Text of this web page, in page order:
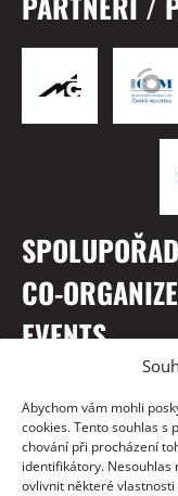
Abychom vám mohli
cookies. Tento souhlas s
chování při procházení
identifikátory. Nesouhlas
ovlivnit některé
CO-
EVENTS